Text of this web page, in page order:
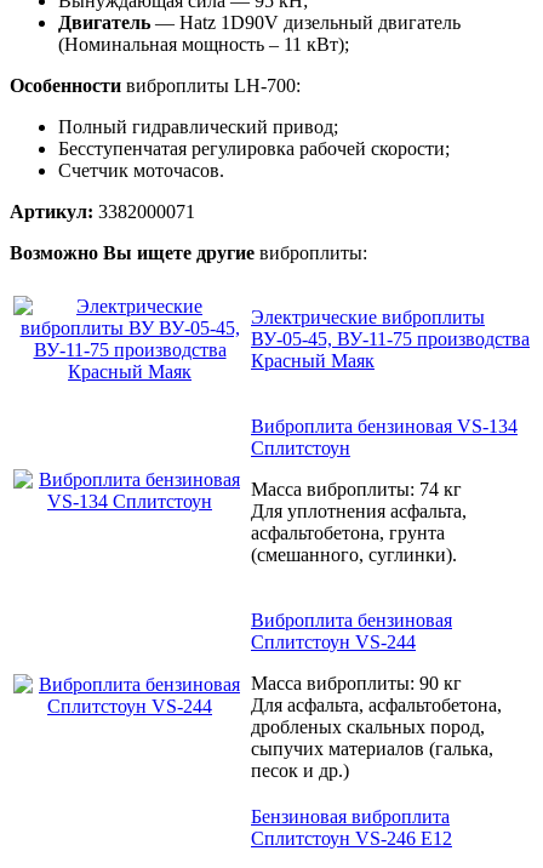
Двигатель — Hatz 1D90V дизельный двигатель
(Номинальная мощность – 11 кВт);
Особенности виброплиты LH-700:
Полный гидравлический привод;
Бесступенчатая регулировка рабочей скорости;
Счетчик моточасов.
Артикул: 3382000071
Возможно Вы ищете другие виброплиты:
Электрические виброплиты
ВУ-05-45, ВУ-11-75 производства
Красный Маяк
Виброплита бензиновая VS-134
Сплитстоун
Масса виброплиты: 74 кг
Для уплотнения асфальта,
асфальтобетона, грунта
(смешанного, суглинки).
Виброплита бензиновая
Сплитстоун VS-244
Масса виброплиты: 90 кг
Для асфальта, асфальтобетона,
дробленых скальных пород,
сыпучих материалов (галька,
песок и др.)
Бензиновая виброплита
Сплитстоун VS-246 E12